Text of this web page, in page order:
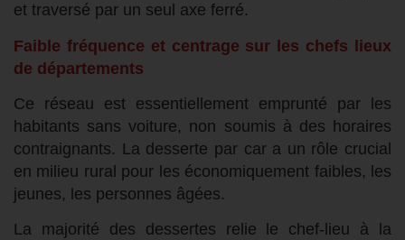
et traversé par un seul axe ferré.
Faible fréquence et centrage sur les chefs lieux
de départements
Ce réseau est essentiellement emprunté par les
habitants sans voiture, non soumis à des horaires
contraignants. La desserte par car a un rôle crucial
en milieu rural pour les économiquement faibles, les
jeunes, les personnes âgées.
La majorité des dessertes relie le chef-lieu à la